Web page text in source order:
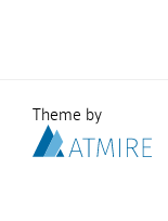
Theme by